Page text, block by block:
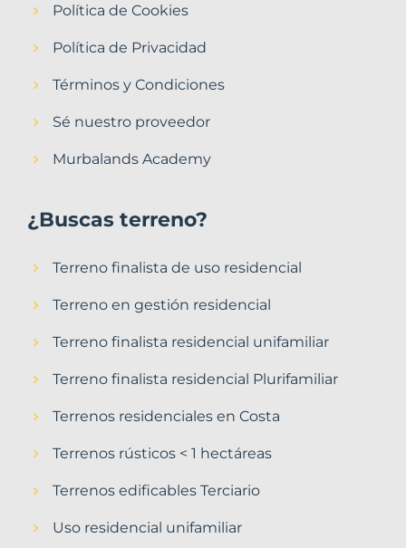
Política de Cookies
Política de Privacidad
Términos y Condiciones
Sé nuestro proveedor
Murbalands Academy
¿Buscas terreno?
Terreno finalista de uso residencial
Terreno en gestión residencial
Terreno finalista residencial unifamiliar
Terreno finalista residencial Plurifamiliar
Terrenos residenciales en Costa
Terrenos rústicos < 1 hectáreas
Terrenos edificables Terciario
Uso residencial unifamiliar